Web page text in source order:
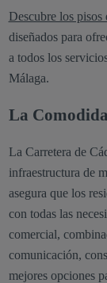
Descubre los pisos
diseñados para
a todos los
Málaga.
La
La Carretera de
infraestructura de
asegura que los
con todas las
comercial,
comunicación,
mejores opciones